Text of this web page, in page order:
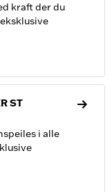
kraft der du
ST
i alle